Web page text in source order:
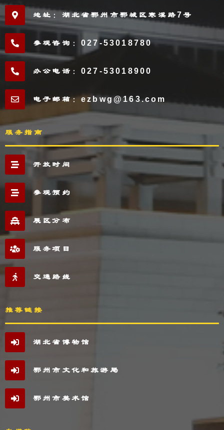
地址：湖北省鄂州市鄂城区寒溪路7号
参观咨询：027-53018780
办公电话：027-53018900
电子邮箱：ezbwg@163.com
服务指南
开放时间
参观预约
展区分布
服务项目
交通路线
推荐链接
湖北省博物馆
鄂州市文化和旅游局
鄂州市美术馆